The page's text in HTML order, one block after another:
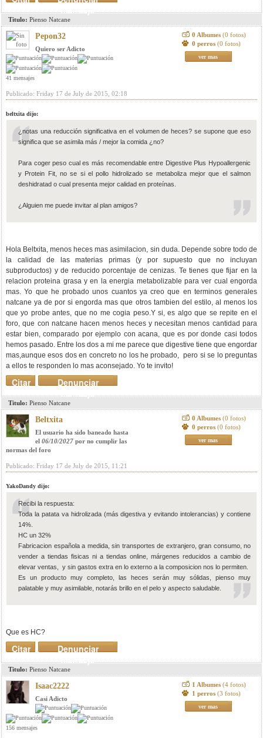
mensaje
Titulo: Pienso Natcane
Pepon32
Quiero ser Adicto
41 mensajes
0 Albumes (0 fotos)
0 perros (0 fotos)
ver mas
Publicado: Friday 17 de July de 2015, 02:18
beltxita dijo:
¿notas una reducción significativa en el volumen de heces? se supone que eso
significa que se asimila más / mejor la comida ¿no?
Para coger peso cual es más recomendable entre Digestive Plus Hypoallergenic
y Protein Fit, no se si el pollo hidrolizado se metaboliza mejor que el salmon
deshidratad o cual presenta mejor calidad en proteínas.
¿Alguien me puede invitar al plan amigos?
Hola Beltxita, menos heces mas asimilacion, sin duda. Depende sobre todo de
la calidad de las materias primas (y por supuesto que no incluyan
subproductos) y de reducido porcentaje de cenizas. Te tienes que fijar en la
relacion proteina grasa y en la energia metabolizable para ver cual engorda
mas. Yo que he probado unos cuantos ya creo que en terminos generales
natcane ya de por si engorda mas que otros tambien del estilo, al menos los
que yo probe antes, que no me cogia peso.Y si, es algo que se repite en el
foro, que con natcane hacen menos heces y necesitan menos cantidad para
estar bien, comparado por ejemplo con acana, que es por donde casi todos
hemos pasado. Entre los dos a mi me parece que digestive tiene que engordar
mas,aunque esos dos en concreto no los he probado, pero si se lo preguntas
a ellos te responden lo mas aconsejado. Yo te invito!
Denunciar
mensaje
Citar
Titulo: Pienso Natcane
Beltxita
El usuario ha sido baneado hasta
el 06/10/2027 por no cumplir las
normas del foro
0 Albumes (0 fotos)
0 perros (0 fotos)
ver mas
Publicado: Friday 17 de July de 2015, 11:21
YakoDandy dijo:
Recibi la respuesta:
Toda la patata va hidrolizada (más digestiva y evitando intolerancias) y contiene
14%.
HC un 32%
Fabricacion española a medida, sin transportes de extranjero, gran consumo, no
vender a tiendas fisicas ni a tiendas online, márgenes reducidos a cambio de
elevar ventas, y sin gastos extra en lo externo a la composicion nos lo permiten.
Es un producto muy completo, las heces serán muy sólidas, pienso muy
palatable y muy asimilable, notarás brillo en el pelo y aspecto saludable.
Que es HC?
Denunciar
mensaje
Citar
Titulo: Pienso Natcane
Isaac2222
Casi Adicto
156 mensajes
1 Albumes (4 fotos)
1 perros (3 fotos)
ver mas